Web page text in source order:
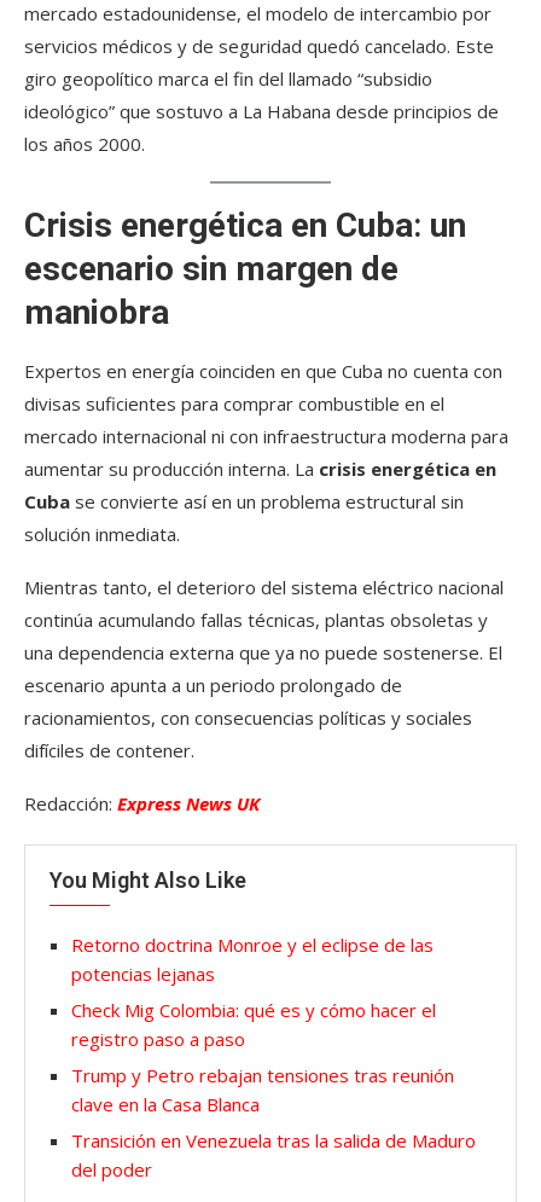
mercado estadounidense, el modelo de intercambio por
servicios médicos y de seguridad quedó cancelado. Este
giro geopolítico marca el fin del llamado “subsidio
ideológico” que sostuvo a La Habana desde principios de
los años 2000.
Crisis energética en Cuba: un
escenario sin margen de
maniobra
Expertos en energía coinciden en que Cuba no cuenta con
divisas suficientes para comprar combustible en el
mercado internacional ni con infraestructura moderna para
aumentar su producción interna. La crisis energética en
Cuba se convierte así en un problema estructural sin
solución inmediata.
Mientras tanto, el deterioro del sistema eléctrico nacional
continúa acumulando fallas técnicas, plantas obsoletas y
una dependencia externa que ya no puede sostenerse. El
escenario apunta a un periodo prolongado de
racionamientos, con consecuencias políticas y sociales
difíciles de contener.
Redacción: Express News UK
You Might Also Like
Retorno doctrina Monroe y el eclipse de las
potencias lejanas
Check Mig Colombia: qué es y cómo hacer el
registro paso a paso
Trump y Petro rebajan tensiones tras reunión
clave en la Casa Blanca
Transición en Venezuela tras la salida de Maduro
del poder